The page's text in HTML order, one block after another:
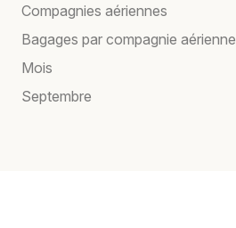
Compagnies aériennes
Bagages par compagnie aérienne
Mois
Septembre